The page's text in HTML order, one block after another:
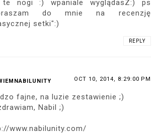
nogi :) wpaniale wyglądasZ:) ps
do mnie na recenzję
setki":)
REPLY
OCT 10, 2014, 8:29:00 PM
fajne, na luzie zestawienie ;)
Nabil ;)
www.nabilunity.com/